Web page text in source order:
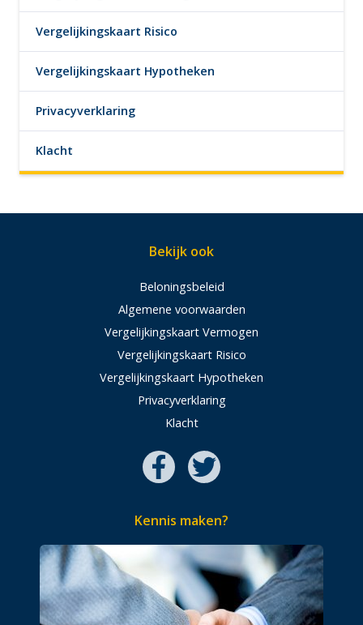
Vergelijkingskaart Risico
Vergelijkingskaart Hypotheken
Privacyverklaring
Klacht
Bekijk ook
Beloningsbeleid
Algemene voorwaarden
Vergelijkingskaart Vermogen
Vergelijkingskaart Risico
Vergelijkingskaart Hypotheken
Privacyverklaring
Klacht
Kennis maken?